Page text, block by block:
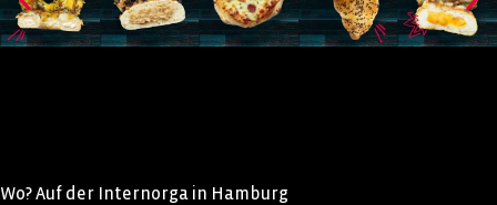
Wo? Auf der Internorga in Hamburg